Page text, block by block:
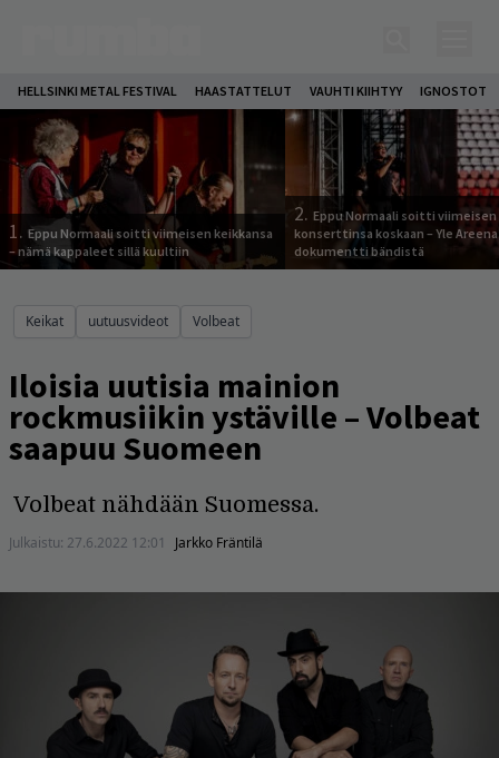
HELLSINKI METAL FESTIVAL HAASTATTELUT VAUHTI KIIHTYY IGNOSTOT
1. Eppu Normaali soitti viimeisen keikkansa
– nämä kappaleet sillä kuultiin
2. Eppu Normaali soitti viimeisen
konserttinsa koskaan – Yle
dokumentti bändistä
Keikat uutuusvideot Volbeat
Iloisia uutisia mainion
rockmusiikin ystäville – Volbeat
saapuu Suomeen
Volbeat nähdään Suomessa.
Julkaistu: 27.6.2022 12:01 Jarkko Fräntilä